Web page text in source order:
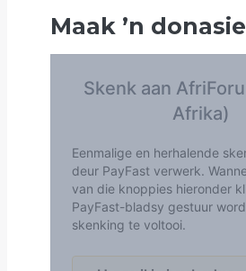
Maak ’n donasie